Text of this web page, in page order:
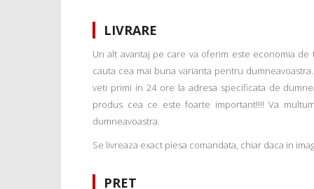
LIVRARE
Un alt avantaj pe care va oferim este economia
cauta cea mai buna varianta pentru
veti primi in 24 ore la adresa specificata de
produs cea ce este foarte important!!!! Va
dumneavoastra.
Se livreaza exact piesa comandata, chiar daca in
PRET